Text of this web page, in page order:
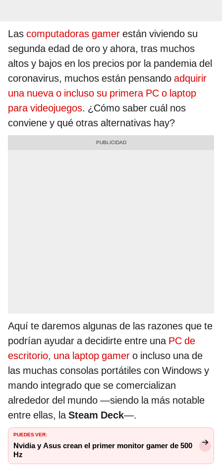
Las computadoras gamer están viviendo su
segunda edad de oro y ahora, tras muchos
altos y bajos en los precios por la pandemia del
coronavirus, muchos están pensando adquirir
una nueva o incluso su primera PC o laptop
para videojuegos. ¿Cómo saber cuál nos
conviene y qué otras alternativas hay?
Aquí te daremos algunas de las razones que te
podrían ayudar a decidirte entre una PC de
escritorio, una laptop gamer o incluso una de
las muchas consolas portátiles con Windows y
mando integrado que se comercializan
alrededor del mundo —siendo la más notable
entre ellas, laSteam Deck—.
PUEDES VER:
Nvidia y Asus crean el primer monitor gamer de 500
Hz